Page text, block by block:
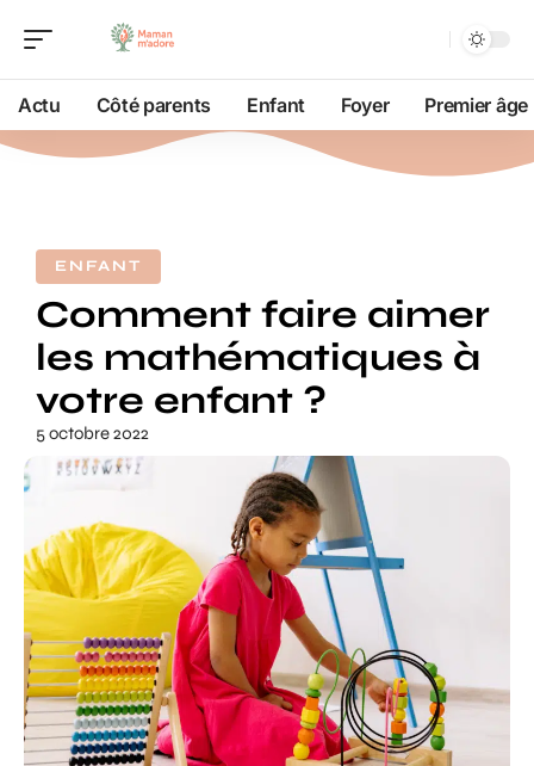
Actu Côté parents Enfant Foyer Premier âge
ENFANT
Comment faire aimer
les mathématiques à
votre enfant ?
5 octobre 2022